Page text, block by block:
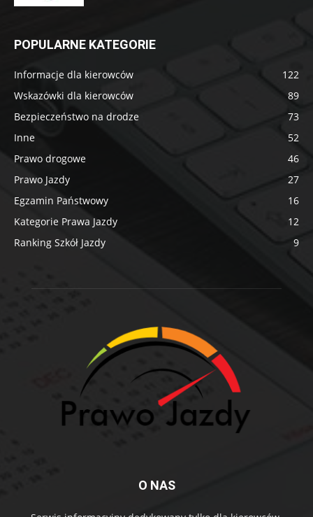
POPULARNE KATEGORIE
Informacje dla kierowców
122
Wskazówki dla kierowców
89
Bezpieczeństwo na drodze
73
Inne
52
Prawo drogowe
46
Prawo Jazdy
27
Egzamin Państwowy
16
Kategorie Prawa Jazdy
12
Ranking Szkół Jazdy
9
O NAS